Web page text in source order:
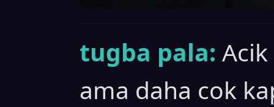
tugba pala:
ama daha cok